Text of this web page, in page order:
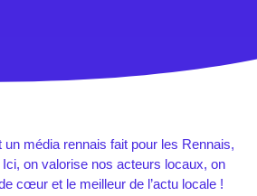
un média rennais fait pour les Rennais,
on valorise nos acteurs locaux, on
cœur et le meilleur de l’actu locale !